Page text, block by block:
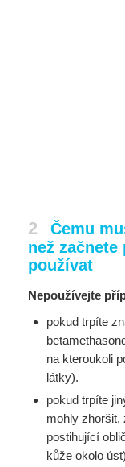
2
Čemu
než
používat
Nepoužívejte
pokud trpíte
na kteroukoli
látky).
pokud trpíte
mohly
postihující
kůže okolo